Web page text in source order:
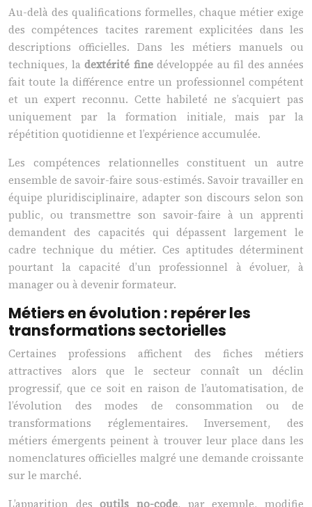
Au-delà des qualifications formelles, chaque métier exige
des compétences tacites rarement explicitées dans les
descriptions officielles. Dans les métiers manuels ou
techniques, la dextérité finedéveloppée au fil des années
fait toute la différence entre un professionnel compétent
et un expert reconnu. Cette habileté ne s’acquiert pas
uniquement par la formation initiale, mais par la
répétition quotidienne et l’expérience accumulée.
Les compétences relationnelles constituent un autre
ensemble de savoir-faire sous-estimés. Savoir travailler en
équipe pluridisciplinaire, adapter son discours selon son
public, ou transmettre son savoir-faire à un apprenti
demandent des capacités qui dépassent largement le
cadre technique du métier. Ces aptitudes déterminent
pourtant la capacité d’un professionnel à évoluer, à
manager ou à devenir formateur.
Métiers en évolution : repérer les
transformations sectorielles
Certaines professions affichent des fiches métiers
attractives alors que le secteur connaît un déclin
progressif, que ce soit en raison de l’automatisation, de
l’évolution des modes de consommation ou de
transformations réglementaires. Inversement, des
métiers émergents peinent à trouver leur place dans les
nomenclatures officielles malgré une demande croissante
sur le marché.
L’apparition desoutils no-code, par exemple, modifie